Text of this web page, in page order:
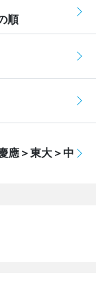
順
應＞東大＞中